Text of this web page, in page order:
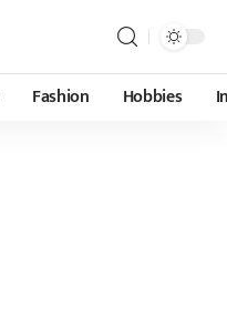
Fashion Hobbies